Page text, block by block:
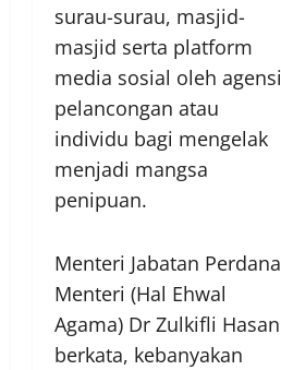
surau-surau, masjid-
masjid serta platform
media sosial oleh agensi
pelancongan atau
individu bagi mengelak
menjadi mangsa
penipuan.
Menteri Jabatan Perdana
Menteri (Hal Ehwal
Agama) Dr Zulkifli Hasan
berkata, kebanyakan